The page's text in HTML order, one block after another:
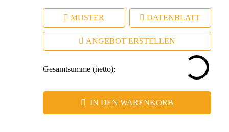
MUSTER DATENBLATT
ANGEBOT ERSTELLEN
Gesamtsumme (netto):
IN DEN WARENKORB